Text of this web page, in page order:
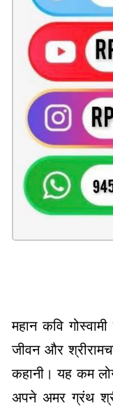
महान कवि
जीवन और
कहानी। यह कम
अपने अमर ग्रंथ